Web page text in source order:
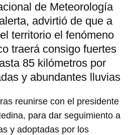
de Meteorología
advirtió de que a
territorio el fenómeno
traerá consigo fuertes
85 kilómetros por
y abundantes lluvias
reunirse con el presidente
para dar seguimiento a
y adoptadas por los